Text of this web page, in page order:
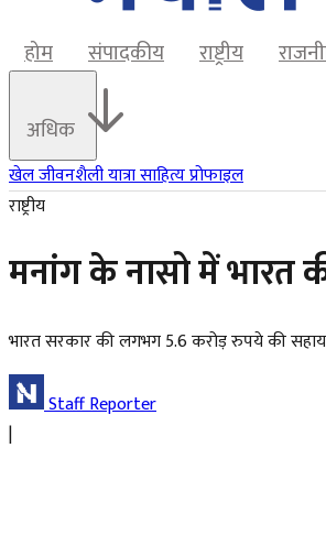
होम संपादकीय राष्ट्रीय
अधिक
खेलजीवनशैलीयात्रासाहित्यप्रोफाइल
राष्ट्रीय
मनांग के नासो में भारत
भारत सरकार की लगभग 5.6 करोड़ रुपये की
Staff Reporter
|